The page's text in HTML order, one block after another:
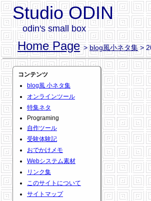
Studio ODIN
odin's small box
Home Page >blog風小ネタ集>
コンテンツ
blog風 小ネタ集
オンラインツール
特集ネタ
Programing
自作ツール
受験体験記
おでかけメモ
Webシステム素材
リンク集
このサイトについて
サイトマップ